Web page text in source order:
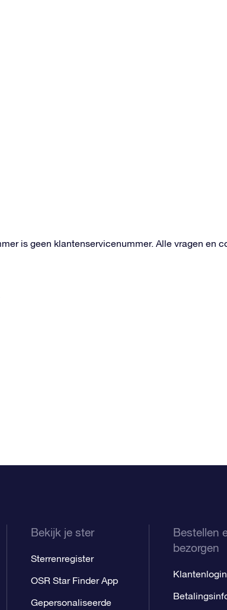
is geen klantenservicenummer. Alle vragen en
Bekijk je ster
Sterrenregister
OSR Star Finder App
Gepersonaliseerde
Bestellen
bezorgen
Klantenlogin